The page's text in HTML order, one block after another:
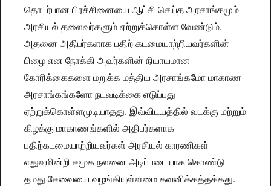
தொடர்பான பிரச்சினையை ஆட்சி செய்த அரசாங்கமும்
அரசியல் தலைவர்களும் ஏற்றுக்கொள்ள வேண்டும்.
அதனை அதிபர்களாக பதிற் கடமையாற்றியவர்களின்
பிழை என நோக்கி அவர்களின் நியாயமான
கோரிக்கைகளை மறுக்க மத்திய அரசாங்கமோ மாகாண
அரசாங்கங்களோ நடவடிக்கை எடுப்பது
ஏற்றுக்கொள்ளமுடியாதது. இவ்விடயத்தில் வடக்கு மற்றும்
கிழக்கு மாகாணங்களில் அதிபர்களாக
பதிற்கடமையாற்றியவர்கள் அரசியல் காரணிகள்
எதுவுமின்றி சமூக நலனை அடிப்படையாக கொண்டு
தமது சேவையை வழங்கியுள்ளமை கவனிக்கத்தக்கது.